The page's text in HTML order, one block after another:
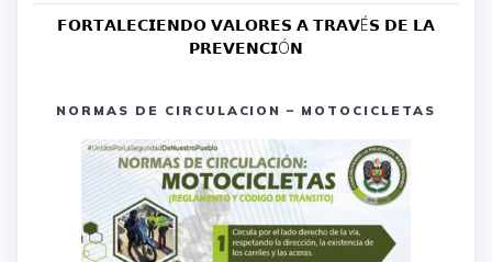
𝗙𝗢𝗥𝗧𝗔𝗟𝗘𝗖𝗜𝗘𝗡𝗗𝗢 𝗩𝗔𝗟𝗢𝗥𝗘𝗦 𝗔 𝗧𝗥𝗔𝗩É𝗦 𝗗𝗘 𝗟𝗔
𝗣𝗥𝗘𝗩𝗘𝗡𝗖𝗜Ó𝗡
NORMAS DE CIRCULACION – MOTOCICLETAS